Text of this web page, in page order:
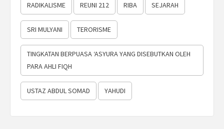
RADIKALISME REUNI 212 RIBA SEJARAH
SRI MULYANI TERORISME
TINGKATAN BERPUASA ‘ASYURA YANG DISEBUTKAN OLEH
PARA AHLI FIQH
USTAZ ABDUL SOMAD YAHUDI